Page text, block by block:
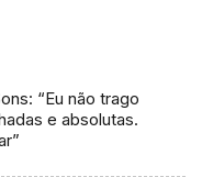
“Eu não trago
e absolutas.